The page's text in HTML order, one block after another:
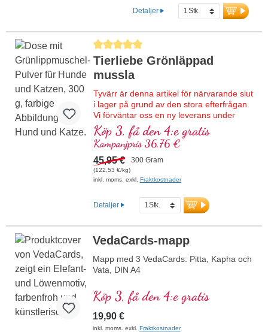
sublingualtablett för upptag
redan via munslemhinnan.
Detaljer
Genomsnittligt betyg på 5 av 5 stjärnor
Tierliebe Grönläppad
mussla
Tyvärr är denna artikel för närvarande slut
i lager på grund av den stora efterfrågan.
Vi förväntar oss en ny leverans under
kalendervecka 33/2026. Om du beställer
denna artikel nu får du 20 % rabatt på
grund av den förlängda leveranstiden.
Om du beställer andra artiklar
tillsammans med denna skickar vi de
artiklar som finns i lager omedelbart och
den finns i lager igen.
Högkvalitativt grönläppmusselpulver för
katter. Med naturligt innehåll av
glukosamin, kondroitin och omega-3-
fettsyror. Det främjar broskbildningen,
lindrar ledbesvär och stärker
immunförsvaret. Perfekt att dosera, utan
grönläppmusselpulver
Köp 3, få den 4:e gratis
Kampanjpris 36,76 €
45,95 € 300 Gram
(122,53 €/kg)
inkl. moms. exkl. Fraktkostnader
Detaljer
VedaCards-mapp
Mapp med 3 VedaCards: Pitta, Kapha och
Vata, DIN A4
Köp 3, få den 4:e gratis
19,90 €
inkl. moms. exkl. Fraktkostnader